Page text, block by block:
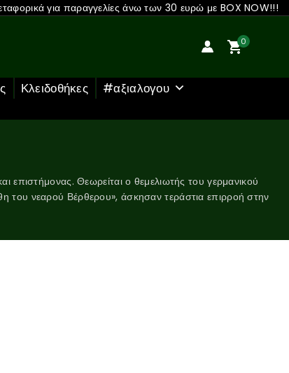
για παραγγελίες άνω των 30 ευρώ με BOX NOW!!!
0
Κλειδοθήκες
#αξιαλογου
Θεωρείται ο θεμελιωτής του γερμανικού
του νεαρού Βέρθερου», άσκησαν τεράστια επιρροή στην